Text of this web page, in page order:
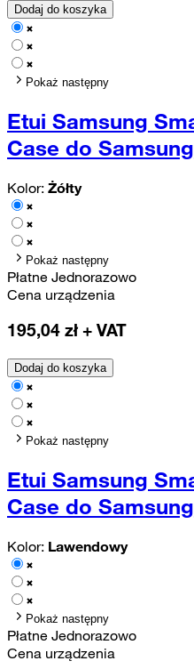
Dodaj do koszyka
Pokaż następny
Etui Samsung
Case do
Kolor: Żółty
Pokaż następny
Płatne Jednorazowo
Cena urządzenia
195,04 zł + VAT
Dodaj do koszyka
Pokaż następny
Etui Samsung
Case do
Kolor: Lawendowy
Pokaż następny
Płatne Jednorazowo
Cena urządzenia